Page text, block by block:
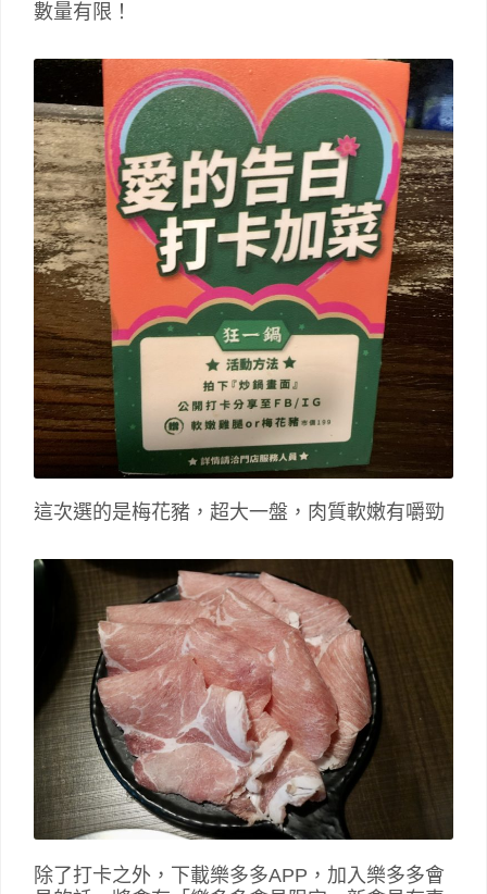
數量有限！
這次選的是梅花豬，超大一盤，肉質軟嫩有嚼勁
除了打卡之外，下載樂多多APP，加入樂多多會